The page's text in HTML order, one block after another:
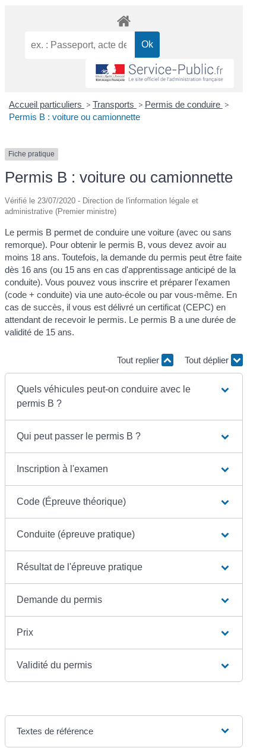
Accueil particuliers > Transports > Permis de conduire >
Permis B : voiture ou camionnette
Fiche pratique
Permis B : voiture ou camionnette
Vérifié le 23/07/2020 - Direction de l'information légale et
administrative (Premier ministre)
Le permis B permet de conduire une voiture (avec ou sans
remorque). Pour obtenir le permis B, vous devez avoir au
moins 18 ans. Toutefois, la demande du permis peut être faite
dès 16 ans (ou 15 ans en cas d'apprentissage anticipé de la
conduite). Vous pouvez vous inscrire et préparer l'examen
(code + conduite) via une auto-école ou par vous-même. En
cas de succès, il vous est délivré un certificat (CEPC) en
attendant de recevoir le permis. Le permis B a une durée de
validité de 15 ans.
Tout replier Tout déplier
Quels véhicules peut-on conduire avec le
permis B ?
Qui peut passer le permis B ?
Inscription à l'examen
Code (Épreuve théorique)
Conduite (épreuve pratique)
Résultat de l'épreuve pratique
Demande du permis
Prix
Validité du permis
Textes de référence